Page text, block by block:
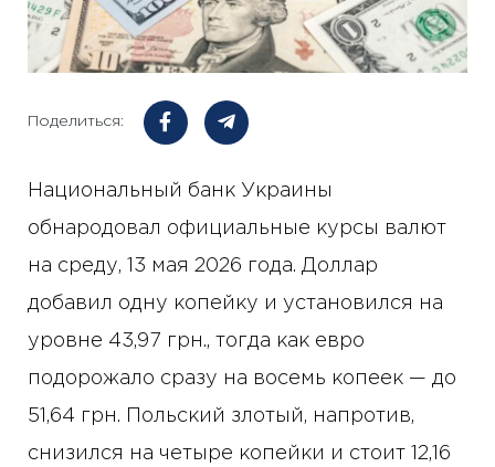
Поделиться:
Национальный банк Украины
обнародовал официальные курсы валют
на среду, 13 мая 2026 года. Доллар
добавил одну копейку и установился на
уровне 43,97 грн., тогда как евро
подорожало сразу на восемь копеек — до
51,64 грн. Польский злотый, напротив,
снизился на четыре копейки и стоит 12,16